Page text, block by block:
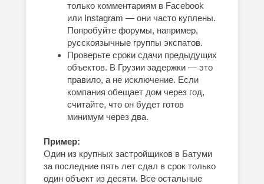
только комментариям в Facebook
или Instagram — они часто куплены.
Попробуйте форумы, например,
русскоязычные группы экспатов.
Проверьте сроки сдачи предыдущих
объектов. В Грузии задержки — это
правило, а не исключение. Если
компания обещает дом через год,
считайте, что он будет готов
минимум через два.
Пример:
Один из крупных застройщиков в Батуми
за последние пять лет сдал в срок только
один объект из десяти. Все остальные